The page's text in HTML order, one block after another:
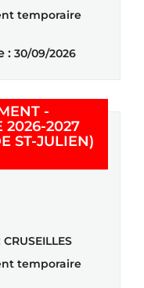
temporaire
: 30/09/2026
-
2026-2027
ST-JULIEN)
CRUSEILLES
temporaire